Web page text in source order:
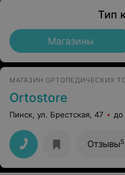
Тип
Магазины
МАГАЗИН ОРТОПЕДИЧЕСКИХ
Ortostore
Пинск, ул. Брестская, 47 до
Отзывы5